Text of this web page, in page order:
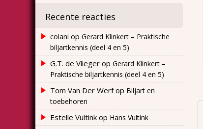
Recente reacties
colani op Gerard Klinkert – Praktische
biljartkennis (deel 4 en 5)
G.T. de Vlieger op Gerard Klinkert –
Praktische biljartkennis (deel 4 en 5)
Tom Van Der Werfop Biljart en
toebehoren
Estelle Vultink op Hans Vultink